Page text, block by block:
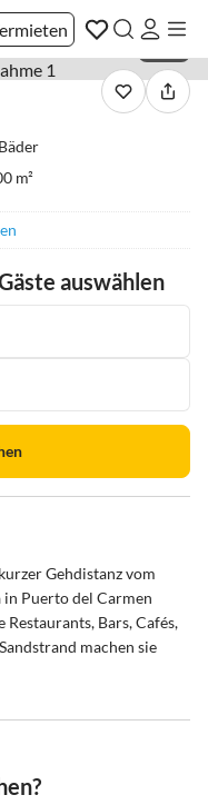
m²
auswählen
Gehdistanz vom
Puerto del Carmen
Bars, Cafés,
machen sie